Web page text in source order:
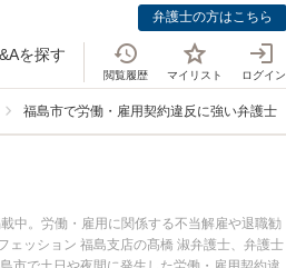
弁護士の方はこちら
を探す
閲覧履歴 マイリスト ログイン
福島市で労働・雇用契約違反に強い弁護士
中。労働・雇用に関係する不当解雇や退職勧
ェッション 福島支店の髙橋 淑弁護士、弁護士